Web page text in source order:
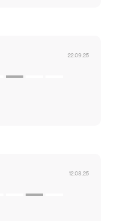
22.09.25
12.08.25